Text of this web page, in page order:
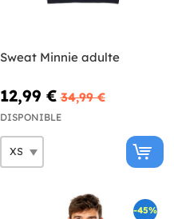
Sweat Minnie adulte
12,99 € 34,99 €
DISPONIBLE
-45%